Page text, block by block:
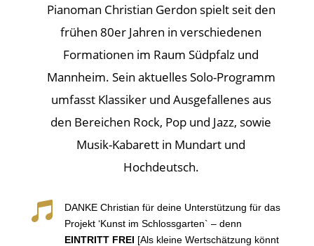
Pianoman Christian Gerdon spielt seit den
frühen 80er Jahren in verschiedenen
Formationen im Raum Südpfalz und
Mannheim. Sein aktuelles Solo-Programm
umfasst Klassiker und Ausgefallenes aus
den Bereichen Rock, Pop und Jazz, sowie
Musik-Kabarett in Mundart und
Hochdeutsch.

DANKE Christian für deine Unterstützung für das
Projekt ‘Kunst im Schlossgarten` – denn
EINTRITT FREI [Als kleine Wertschätzung könnt